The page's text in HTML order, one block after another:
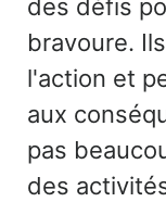
des défis
bravoure.
l'action et
aux
pas
des